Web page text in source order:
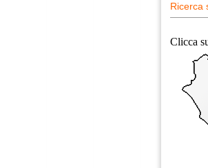
Ricerca
Clicca